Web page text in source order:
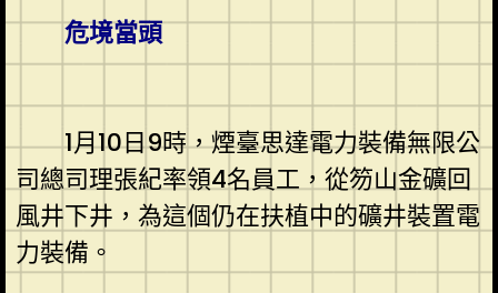
危境當頭
1月10日9時，煙臺思達電力裝備無限公
司總司理張紀率領4名員工，從笏山金礦回
風井下井，為這個仍在扶植中的礦井裝置電
力裝備。